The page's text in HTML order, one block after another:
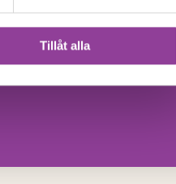
Tillåt alla